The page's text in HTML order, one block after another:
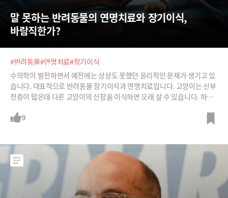
말 못하는 반려동물의 연명치료와 장기이식,
바람직한가?
#반려동물#연명치료#장기이식
수의학이 발전하면서 예전에는 상상도 못했던 윤리적인 문제가 생기고 있
습니다. 대표적으로 반려동물 장기이식과 연명치료입니다. 고양이는 신부
전증이 많은데 다른 고양이의 신장을 이식하면 오래 살 수 있습니다. 하지
한, 연명치료는 고통을 연장하는 것인데 자신의 의사를 표현할 수 없는 반
9